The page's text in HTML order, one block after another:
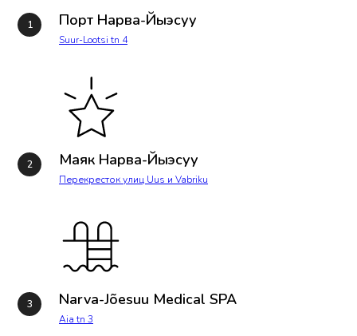
Порт Нарва-Йыэсуу
Suur-Lootsi tn 4
Маяк Нарва-Йыэсуу
Перекресток улиц Uus и Vabriku
Narva-Jõesuu Medical SPA
Aia tn 3